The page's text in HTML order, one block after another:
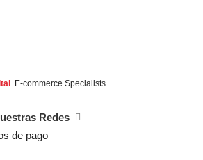
. E-commerce Specialists.
Redes